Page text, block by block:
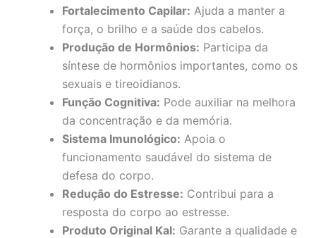
Fortalecimento Capilar: Ajuda a manter a
força, o brilho e a saúde dos cabelos.
Produção de Hormônios: Participa da
síntese de hormônios importantes, como os
sexuais e tireoidianos.
Função Cognitiva: Pode auxiliar na melhora
da concentração e da memória.
Sistema Imunológico: Apoia o
funcionamento saudável do sistema de
defesa do corpo.
Redução do Estresse: Contribui para a
resposta do corpo ao estresse.
Produto Original Kal: Garante a qualidade e